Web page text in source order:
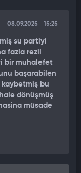
08.09.2025 15:25
su partiyi
fazla rezil
bir muhalefet
başarabilen
kaybetmiş bu
dönüşmüş
müsade